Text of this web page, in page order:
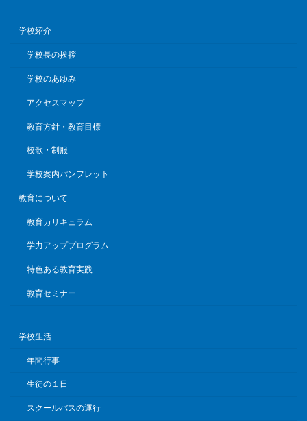
学校紹介
学校長の挨拶
学校のあゆみ
アクセスマップ
教育方針・教育目標
校歌・制服
学校案内パンフレット
教育について
教育カリキュラム
学力アッププログラム
特色ある教育実践
教育セミナー
学校生活
年間行事
生徒の１日
スクールバスの運行